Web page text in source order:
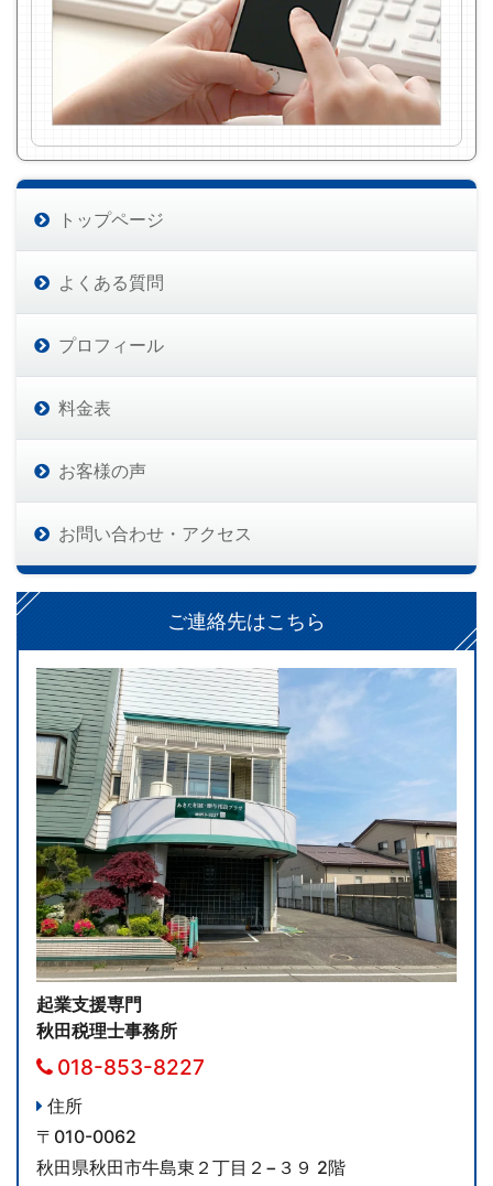
トップページ
よくある質問
プロフィール
料金表
お客様の声
お問い合わせ・アクセス
ご連絡先はこちら
起業支援専門
秋田税理士事務所
018-853-8227
住所
〒010-0062
秋田県秋田市牛島東２丁目２−３９ 2階